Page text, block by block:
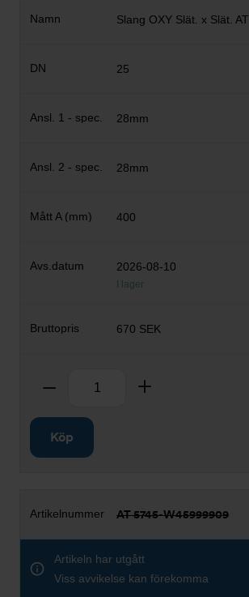
Slang OXY Slät. x Slät. AT
25
28mm
28mm
400
2026-08-10
I lager
670 SEK
Ta bort
Köp
AT 5745-W45999909
Artikeln har utgått
Viss avvikelse kan förekomma